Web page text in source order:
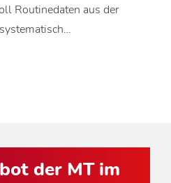
Routinedaten aus der
der MT im